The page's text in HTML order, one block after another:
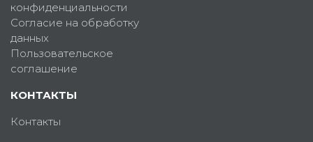
конфиденциальности
Согласие на обработку
данных
Пользовательское
соглашение
КОНТАКТЫ
Контакты